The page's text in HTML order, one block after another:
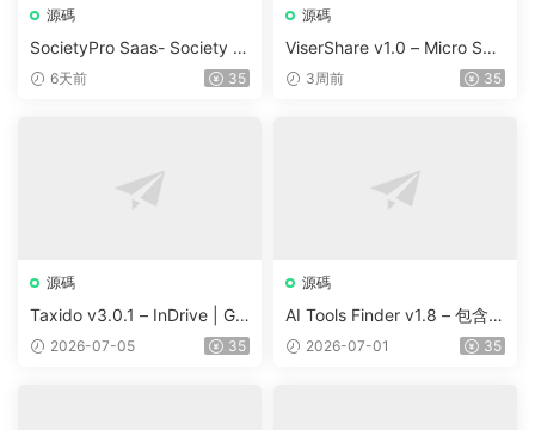
源碼
SocietyPro Saas- Society M
anagement Software v1.0.7
6天前 35
源碼
ViserShare v1.0 – Micro Sha
re Trading And Prediction Pl
3周前 35
源碼
Taxido v3.0.1 – InDrive | Gr
ab | Uber Clone | Taxi Booki
2026-07-05 35
源碼
AI Tools Finder v1.8 – 包含 5
000 多種工具、訂閱、廣告
2026-07-01 35